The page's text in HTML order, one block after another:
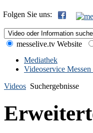
Folgen Sie uns:
messelive.tv Website
Mediathek
Videoservice
Videos Suchergebnisse